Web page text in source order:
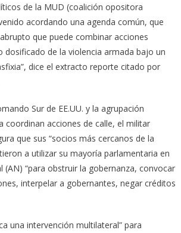
de la MUD (coalición opositora
acordando una agenda común, que
que puede combinar acciones
dosificado de la violencia armada bajo un
dice el extracto reporte citado por
Sur de EE.UU. y la agrupación
coordinan acciones de calle, el militar
que sus “socios más cercanos de la
a utilizar su mayoría parlamentaria en
(AN) “para obstruir la gobernanza, convocar
interpelar a gobernantes, negar créditos
una intervención multilateral” para